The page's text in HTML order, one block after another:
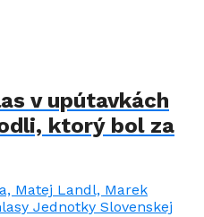
v upútavkách
ktorý bol za